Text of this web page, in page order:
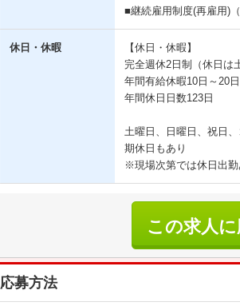
■継続雇用制度(再雇用)
休日・休暇
【休日・休暇】
完全週休2日制（休日は
年間有給休暇10日～20
年間休日日数123日
土曜日、日曜日、祝日
期休日もあり
※現場次第では休日出勤
この求人
る
応募方法